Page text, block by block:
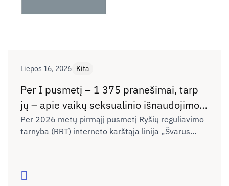
Liepos 16, 2026 Kita
Per I pusmetį – 1 375 pranešimai, tarp
jų – apie vaikų seksualinio išnaudojimo
vaizdus ir kibernetines patyčias
internete
Per 2026 metų pirmąjį pusmetį Ryšių reguliavimo
tarnyba (RRT) interneto karštąja linija „Švarus
su 2025 metų tuo pačiu laikotarpiu (1 457
Skaityti